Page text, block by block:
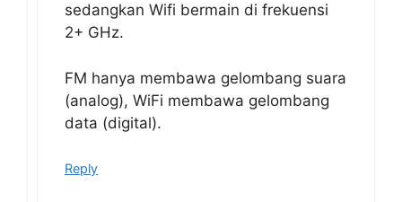
sedangkan Wifi bermain di frekuensi
2+ GHz.
FM hanya membawa gelombang suara
(analog), WiFi membawa gelombang
data (digital).
Reply